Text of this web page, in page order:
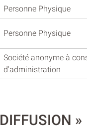
Personne Physique
Personne Physique
Société anonyme à
d'administration
»